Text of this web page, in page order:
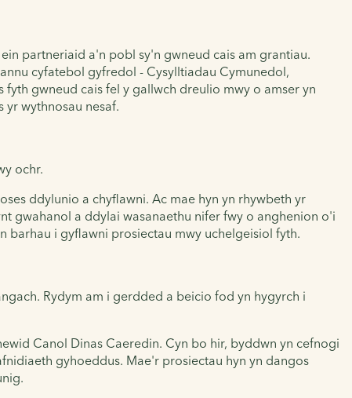
partneriaid a'n pobl sy'n gwneud cais am grantiau.
cyfatebol gyfredol - Cysylltiadau Cymunedol,
gwneud cais fel y gallwch dreulio mwy o amser yn
wythnosau nesaf.
ochr.
ddylunio a chyflawni. Ac mae hyn yn rhywbeth yr
gwahanol a ddylai wasanaethu nifer fwy o anghenion o'i
i gyflawni prosiectau mwy uchelgeisiol fyth.
Rydym am i gerdded a beicio fod yn hygyrch i
Canol Dinas Caeredin. Cyn bo hir, byddwn yn cefnogi
gyhoeddus. Mae'r prosiectau hyn yn dangos